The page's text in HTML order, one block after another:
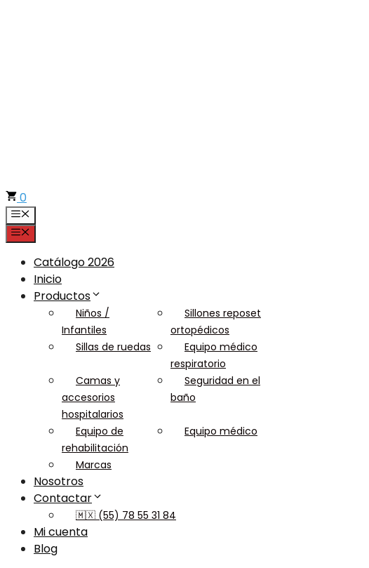
0
Menú
Menú
Catálogo 2026
Inicio
Productos
Niños /
Infantiles
Sillones reposet
ortopédicos
Sillas de ruedas
Equipo médico
respiratorio
Camas y
accesorios
hospitalarios
Seguridad en el
baño
Equipo de
rehabilitación
Equipo médico
Marcas
Nosotros
Contactar
🇲🇽 (55) 78 55 31 84
Mi cuenta
Blog